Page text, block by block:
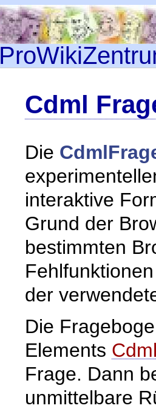
Cdml
Die
interaktive
Grund der
bestimmten
der
Die
Elements
Frage. Dann
unmittelbare